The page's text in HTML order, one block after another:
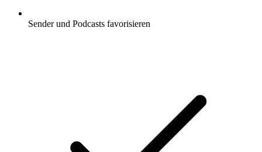
Sender und Podcasts favorisieren